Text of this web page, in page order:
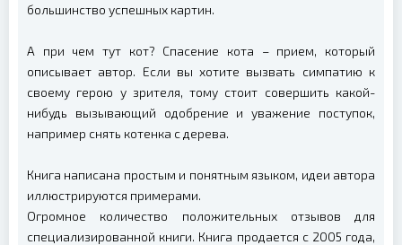
большинство успешных картин.
А при чем тут кот? Спасение кота – прием, который
описывает автор. Если вы хотите вызвать симпатию к
своему герою у зрителя, тому стоит совершить какой-
нибудь вызывающий одобрение и уважение поступок,
например снять котенка с дерева.
Книга написана простым и понятным языком, идеи автора
иллюстрируются примерами.
Огромное количество положительных отзывов для
специализированной книги. Книга продается с 2005 года,